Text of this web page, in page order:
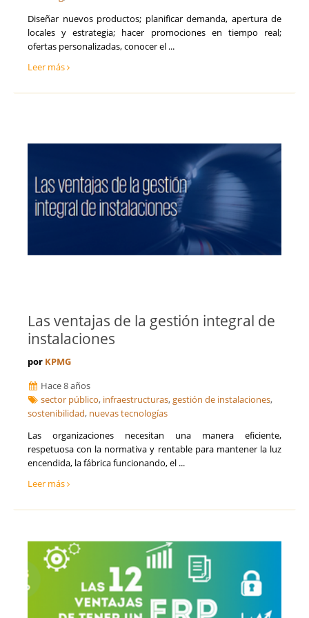
Soria
Tarragona
Teruel
Seguros
Talento, Recursos Humanos y selección de personal
Tecnología, Software e IA
Ventas y Comercial
Diseñar nuevos productos; planificar demanda, apertura de
locales y estrategia; hacer promociones en tiempo real;
ofertas personalizadas, conocer el ...
Leer más
Las ventajas de la gestión integral de
instalaciones
por KPMG
Hace 8 años
sector público, infraestructuras,gestión de instalaciones,
sostenibilidad, nuevas tecnologías
Las organizaciones necesitan una manera eficiente,
respetuosa con la normativa y rentable para mantener la luz
encendida, la fábrica funcionando, el ...
Leer más